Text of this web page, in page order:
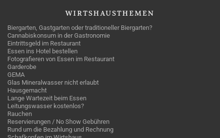
WIRTSHAUSTHEMEN
Biergarten, Gastgarten oder traditioneller Biergarten?
Cannabiskonsum in der Gastronomie
Eintrittsgeld im Restaurant
Essen ins Hotel bestellen
Fotografieren von Essen im Restaurant
Garderobe
GEMA
Glas Mineralwasser nicht erlaubt
Hausgemacht
Lange Wartezeit beim Essen
Leitungswasser kostenlos?
Rauchen
Reservierungen / No Show Gebühren
Rund um die Bezahlung und Rechnung